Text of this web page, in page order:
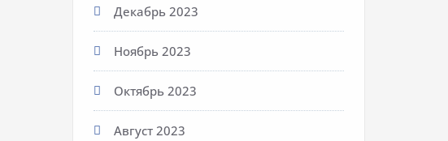
Декабрь 2023
Ноябрь 2023
Октябрь 2023
Август 2023